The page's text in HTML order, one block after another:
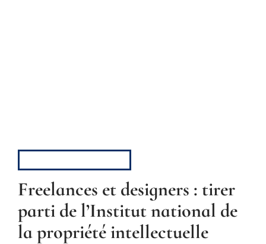
Freelances et designers : tirer
parti de l’Institut national de
la propriété intellectuelle